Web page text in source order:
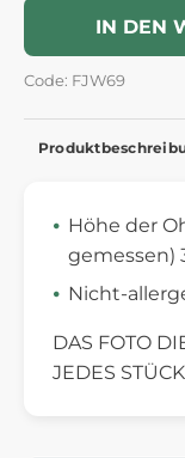
IN DEN
Code: FJW69
Höhe der
gemessen)
Nicht-
DAS FOTO
JEDES